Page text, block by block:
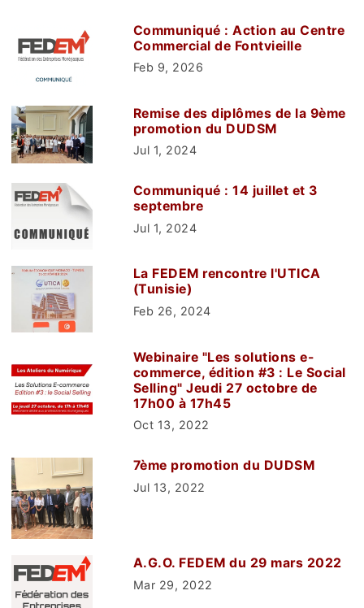
Communiqué : Action au Centre
Commercial de Fontvieille
Feb 9, 2026
Remise des diplômes de la 9ème
promotion du DUDSM
Jul 1, 2024
Communiqué : 14 juillet et 3
septembre
Jul 1, 2024
La FEDEM rencontre l'UTICA
(Tunisie)
Feb 26, 2024
Webinaire "Les solutions e-
commerce, édition #3 : Le Social
Selling" Jeudi 27 octobre de
17h00 à 17h45
Oct 13, 2022
7ème promotion du DUDSM
Jul 13, 2022
A.G.O. FEDEM du 29 mars 2022
Mar 29, 2022